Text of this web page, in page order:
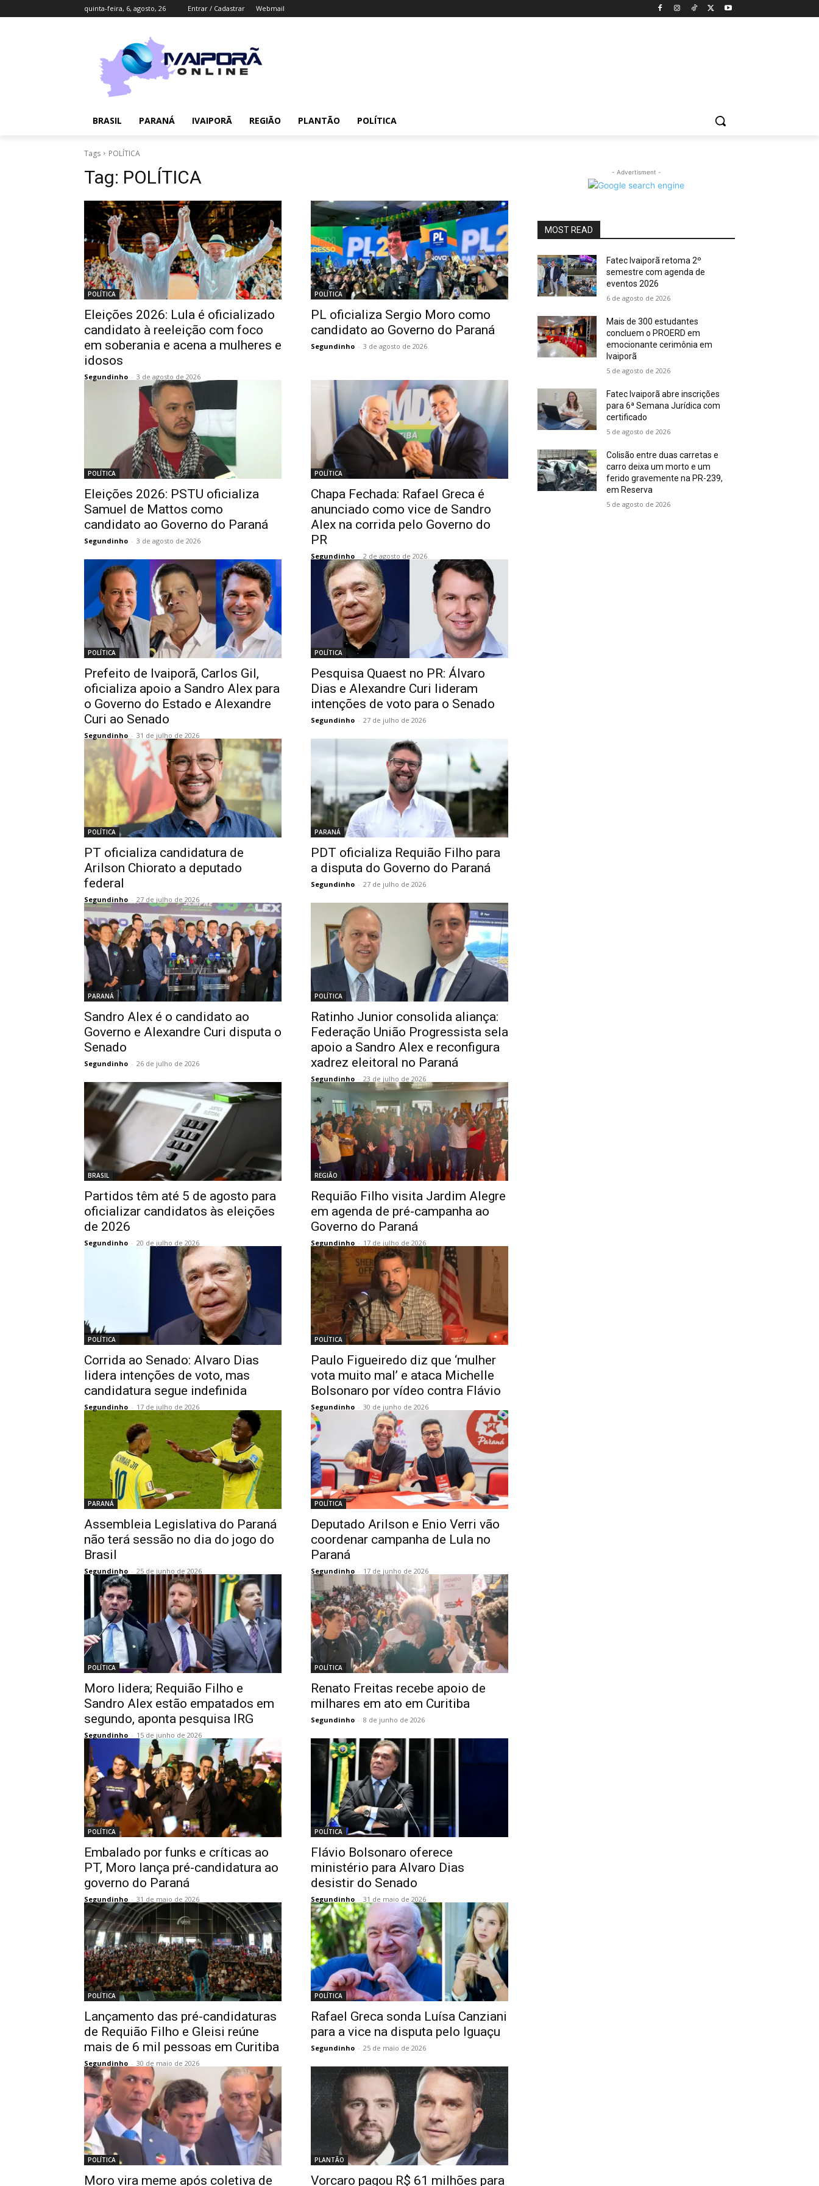
quinta-feira, 6, agosto, 26 Entrar / Cadastrar Webmail
BRASIL PARANÁ IVAIPORÃ REGIÃO PLANTÃO POLÍTICA
Tags POLÍTICA
Tag: POLÍTICA
POLÍTICA
Eleições 2026: Lula é oficializado
candidato à reeleição com foco
em soberania e acena a mulheres e
idosos
Segundinho - 3 de agosto de 2026
POLÍTICA
PL oficializa Sergio Moro como
candidato ao Governo do Paraná
Segundinho - 3 de agosto de 2026
POLÍTICA
Eleições 2026: PSTU oficializa
Samuel de Mattos como
candidato ao Governo do Paraná
Segundinho - 3 de agosto de 2026
POLÍTICA
Chapa Fechada: Rafael Greca é
anunciado como vice de Sandro
Alex na corrida pelo Governo do
PR
Segundinho - 2 de agosto de 2026
POLÍTICA
Prefeito de Ivaiporã, Carlos Gil,
oficializa apoio a Sandro Alex para
o Governo do Estado e Alexandre
Curi ao Senado
Segundinho - 31 de julho de 2026
POLÍTICA
Pesquisa Quaest no PR: Álvaro
Dias e Alexandre Curi lideram
intenções de voto para o Senado
Segundinho - 27 de julho de 2026
POLÍTICA
PT oficializa candidatura de
Arilson Chiorato a deputado
federal
Segundinho - 27 de julho de 2026
PARANÁ
PDT oficializa Requião Filho para
a disputa do Governo do Paraná
Segundinho - 27 de julho de 2026
PARANÁ
Sandro Alex é o candidato ao
Governo e Alexandre Curi disputa o
Senado
Segundinho - 26 de julho de 2026
POLÍTICA
Ratinho Junior consolida aliança:
Federação União Progressista sela
apoio a Sandro Alex e reconfigura
xadrez eleitoral no Paraná
Segundinho - 23 de julho de 2026
BRASIL
Partidos têm até 5 de agosto para
oficializar candidatos às eleições
de 2026
Segundinho - 20 de julho de 2026
REGIÃO
Requião Filho visita Jardim Alegre
em agenda de pré-campanha ao
Governo do Paraná
Segundinho - 17 de julho de 2026
POLÍTICA
Corrida ao Senado: Alvaro Dias
lidera intenções de voto, mas
candidatura segue indefinida
Segundinho - 17 de julho de 2026
POLÍTICA
Paulo Figueiredo diz que ‘mulher
vota muito mal’ e ataca Michelle
Bolsonaro por vídeo contra Flávio
Segundinho - 30 de junho de 2026
PARANÁ
Assembleia Legislativa do Paraná
não terá sessão no dia do jogo do
Brasil
Segundinho - 25 de junho de 2026
POLÍTICA
Deputado Arilson e Enio Verri vão
coordenar campanha de Lula no
Paraná
Segundinho - 17 de junho de 2026
POLÍTICA
Moro lidera; Requião Filho e
Sandro Alex estão empatados em
segundo, aponta pesquisa IRG
Segundinho - 15 de junho de 2026
POLÍTICA
Renato Freitas recebe apoio de
milhares em ato em Curitiba
Segundinho - 8 de junho de 2026
POLÍTICA
Embalado por funks e críticas ao
PT, Moro lança pré-candidatura ao
governo do Paraná
Segundinho - 31 de maio de 2026
POLÍTICA
Flávio Bolsonaro oferece
ministério para Alvaro Dias
desistir do Senado
Segundinho - 31 de maio de 2026
POLÍTICA
Lançamento das pré-candidaturas
de Requião Filho e Gleisi reúne
mais de 6 mil pessoas em Curitiba
Segundinho - 30 de maio de 2026
POLÍTICA
Rafael Greca sonda Luísa Canziani
para a vice na disputa pelo Iguaçu
Segundinho - 25 de maio de 2026
POLÍTICA
Moro vira meme após coletiva de
PLANTÃO
Vorcaro pagou R$ 61 milhões para
- Advertisment -
MOST READ
Fatec Ivaiporã retoma 2º
semestre com agenda de
eventos 2026
6 de agosto de 2026
Mais de 300 estudantes
concluem o PROERD em
emocionante cerimônia em
Ivaiporã
5 de agosto de 2026
Fatec Ivaiporã abre inscrições
para 6ª Semana Jurídica com
certificado
5 de agosto de 2026
Colisão entre duas carretas e
carro deixa um morto e um
ferido gravemente na PR-239,
em Reserva
5 de agosto de 2026